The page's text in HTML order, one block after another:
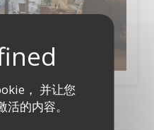
， 并让您
的内容。